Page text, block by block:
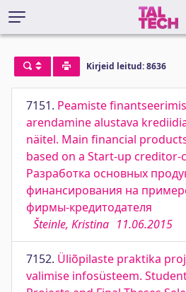
Kirjeid leitud: 8636
7151. Peamiste
arendamine alustava
näitel. Main financial
based on a Start-up creditor-
Разработка основных
финансирования на
фирмы-кредитодателя
Šteinle, Kristina 11.06.2015
7152. Üliõpilaste praktika
valimise infosüsteem.